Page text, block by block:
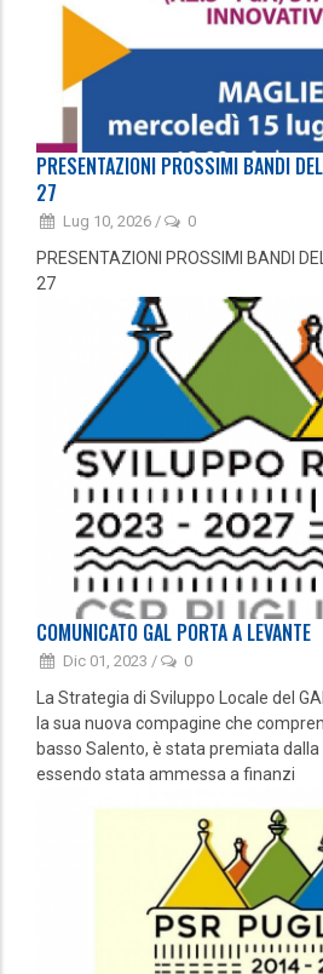
PRESENTAZIONI PROSSIMI BANDI
27
Lug 10, 2026 / 0
PRESENTAZIONI PROSSIMI BANDI
27
COMUNICATO GAL PORTA A LEVANTE
Dic 01, 2023 / 0
La Strategia di Sviluppo Locale del
la sua nuova compagine che
basso Salento, è stata premiata dalla
essendo stata ammessa a finanzi